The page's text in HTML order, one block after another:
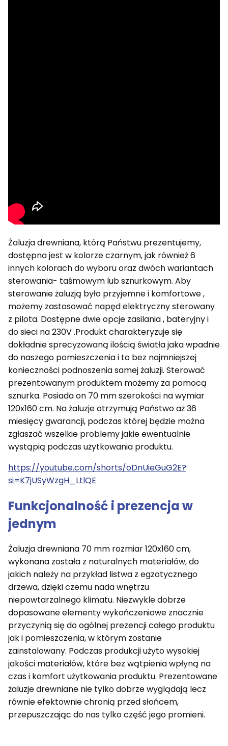
Żaluzja drewniana, którą Państwu prezentujemy,
dostępna jest w kolorze czarnym, jak również 6
innych kolorach do wyboru oraz dwóch wariantach
sterowania- taśmowym lub sznurkowym. Aby
sterowanie żaluzją było przyjemne i komfortowe ,
możemy zastosować napęd elektryczny sterowany
z pilota. Dostępne dwie opcje zasilania , bateryjny i
do sieci na 230V .Produkt charakteryzuje się
dokładnie sprecyzowaną ilością światła jaka wpadnie
do naszego pomieszczenia i to bez najmniejszej
konieczności podnoszenia samej żaluzji. Sterować
prezentowanym produktem możemy za pomocą
sznurka. Posiada on 70 mm szerokości na wymiar
120x160 cm. Na żaluzje otrzymują Państwo aż 36
miesięcy gwarancji, podczas której będzie można
zgłaszać wszelkie problemy jakie ewentualnie
wystąpią podczas użytkowania produktu.
https://youtube.com/shorts/oDnUieGuG2E?
si=K7jUSyWzgH_LtlQE
Funkcjonalność i prezencja w
jednym
Żaluzja drewniana 70 mm rozmiar 120x160 cm,
wykonana została z naturalnych materiałów, do
jakich należy na przykład listwa z egzotycznego
drzewa, dzięki czemu nada wnętrzu
niepowtarzalnego klimatu. Niezwykle dobrze
dopasowane elementy wykończeniowe znacznie
przyczynią się do ogólnej prezencji całego produktu
jak i pomieszczenia, w którym zostanie
zainstalowany. Podczas produkcji użyto wysokiej
jakości materiałów, które bez wątpienia wpłyną na
czas i komfort użytkowania produktu. Prezentowane
żaluzje drewniane nie tylko dobrze wyglądają lecz
równie efektownie chronią przed słońcem,
przepuszczając do nas tylko część jego promieni.